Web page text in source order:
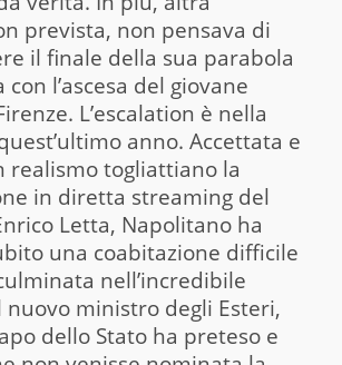
prevista, non pensava di
il finale della sua parabola
l’ascesa del giovane
L’escalation è nella
anno. Accettata e
realismo togliattiano la
in diretta streaming del
Letta, Napolitano ha
una coabitazione difficile
nell’incredibile
nuovo ministro degli Esteri,
dello Stato ha preteso e